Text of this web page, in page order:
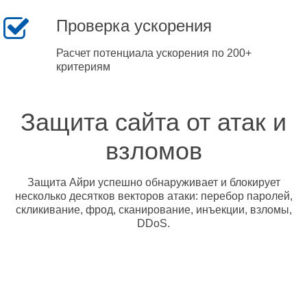
Проверка ускорения
Расчет потенциала ускорения по 200+
критериям
Защита сайта от атак и
взломов
Защита Айри успешно обнаруживает и блокирует
несколько десятков векторов атаки: перебор паролей,
скликивание, фрод, сканирование, инъекции, взломы,
DDoS.